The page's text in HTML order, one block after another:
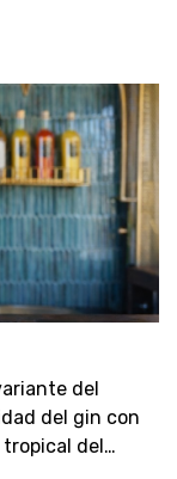
di
del
del gin con
del